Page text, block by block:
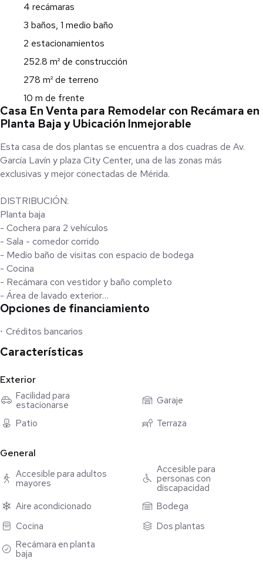
4 recámaras
3 baños, 1 medio baño
2 estacionamientos
252.8 m² de construcción
278 m² de terreno
10 m de frente
Casa En Venta para Remodelar con Recámara en
Planta Baja y Ubicación Inmejorable
Esta casa de dos plantas se encuentra a dos cuadras de Av.
García Lavín y plaza City Center, una de las zonas más
exclusivas y mejor conectadas de Mérida.
DISTRIBUCIÓN:
Planta baja
- Cochera para 2 vehículos
- Sala - comedor corrido
- Medio baño de visitas con espacio de bodega
- Cocina
- Recámara con vestidor y baño completo
- Área de lavado exterior
- Terraza techada de concreto con patio amplio
Planta alta
- 1 baño completo
- Recámara principal con baño completo y closet vestidor
EQUIPAMIENTO:
- Dos tinacos de 1,100 L
- Protectores
SERVICIOS:
- Agua potable
- Pozo de 28 m de profundidad
- Pozo de desagüe
- Alumbrado público
- Luz
Opciones de financiamiento
Créditos bancarios
Características
Exterior
Facilidad para
estacionarse
Garaje
Patio
Terraza
General
Accesible para adultos
mayores
Accesible para
personas con
discapacidad
Aire acondicionado
Bodega
Cocina
Dos plantas
Recámara en planta
baja